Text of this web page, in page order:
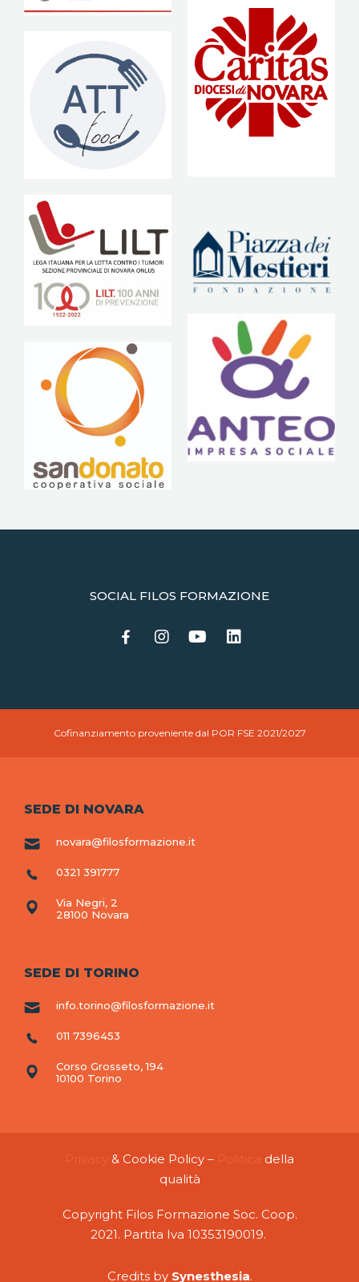
SOCIAL FILOS FORMAZIONE
Cofinanziamento proveniente dal POR FSE 2021/2027
SEDE DI NOVARA
novara@filosformazione.it
0321 391777
Via Negri, 2
28100 Novara
SEDE DI TORINO
info.torino@filosformazione.it
011 7396453
Corso Grosseto, 194
10100 Torino
& Cookie Policy –
della
qualità
Copyright Filos Formazione Soc. Coop.
2021. Partita Iva 10353190019.
Credits by Synesthesia.